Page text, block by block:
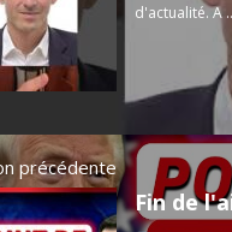
d'actualité. A
précédente